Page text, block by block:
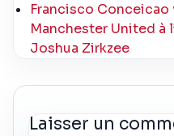
Francisco Conceicao
Manchester United à
Joshua Zirkzee
Laisser un